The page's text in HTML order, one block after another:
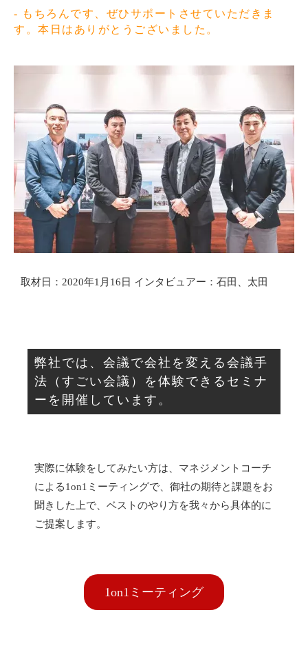
- もちろんです、ぜひサポートさせていただきま
す。本日はありがとうございました。
取材日：2020年1月16日 インタビュアー：石田、太田
弊社では、会議で会社を変える会議手
法（すごい会議）を体験できるセミナ
ーを開催しています。
実際に体験をしてみたい方は、マネジメントコーチ
による1on1ミーティングで、御社の期待と課題をお
聞きした上で、ベストのやり方を我々から具体的に
ご提案します。
1on1ミーティング